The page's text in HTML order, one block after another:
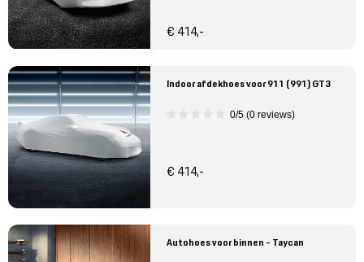
€ 414,-
Indoor afdekhoes voor 911 (991) GT3
0/5 (0 reviews)
€ 414,-
Autohoes voor binnen - Taycan